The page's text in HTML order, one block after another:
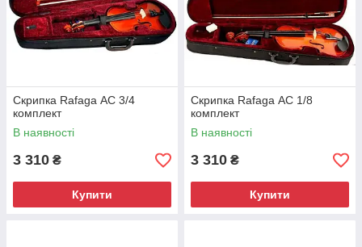
Скрипка Rafaga АС 3/4
комплект
В наявності
3 310 ₴
Купити
Скрипка Rafaga АС 1/8
комплект
В наявності
3 310 ₴
Купити